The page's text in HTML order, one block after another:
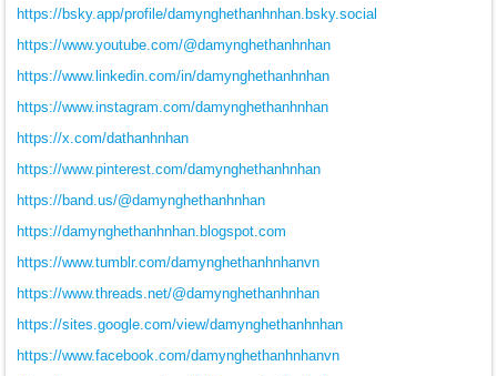
https://bsky.app/profile/damynghethanhnhan.bsky.social
https://www.youtube.com/@damynghethanhnhan
https://www.linkedin.com/in/damynghethanhnhan
https://www.instagram.com/damynghethanhnhan
https://x.com/dathanhnhan
https://www.pinterest.com/damynghethanhnhan
https://band.us/@damynghethanhnhan
https://damynghethanhnhan.blogspot.com
https://www.tumblr.com/damynghethanhnhanvn
https://www.threads.net/@damynghethanhnhan
https://sites.google.com/view/damynghethanhnhan
https://www.facebook.com/damynghethanhnhanvn